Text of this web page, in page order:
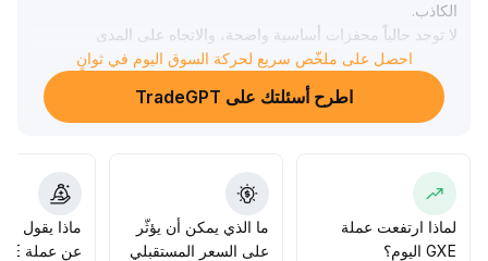
الكاذب.
لا توجد حالياً محفزات أساسية واضحة، والاتجاه على المدى
المتوسط والطويل غير واضح، لذا يجب متابعة تطورات المشروع
وحركة السيولة في السوق، وتجنب ملاحقة الصعود بشكل أعمى
احصل على ملخّص سريع لحركة السوق اليوم في ثوانٍ
اطرح أسئلتك على TradeGPT
لماذا ارتفعت عملة
GXE اليوم؟
ما الذي يمكن أن يؤثّر
على السعر المستقبلي
ماذا يقول
عن عملة GXE؟